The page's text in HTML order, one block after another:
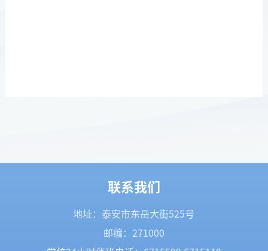
联系我们
地址：泰安市东岳大街525号
邮编：271000